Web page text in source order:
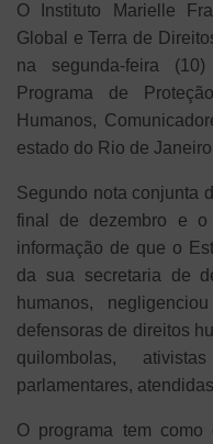
O Instituto Marielle
Global e Terra de
na segunda-feira
Programa de
Humanos,
estado do Rio de
Segundo nota conjunta
final de dezembro e o
informação de que o
da sua secretaria de
humanos,
defensoras de direitos
quilombolas,
parlamentares,
O programa tem